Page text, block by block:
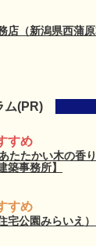
店（新潟県西蒲原
ム(PR)
すめ
たたかい木の香
築事務所】
すめ
宅公園みらいえ